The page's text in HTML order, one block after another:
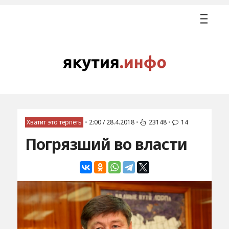
Хватит это терпеть • 2:00 / 28.4.2018 • 23148 • 14
Погрязший во власти